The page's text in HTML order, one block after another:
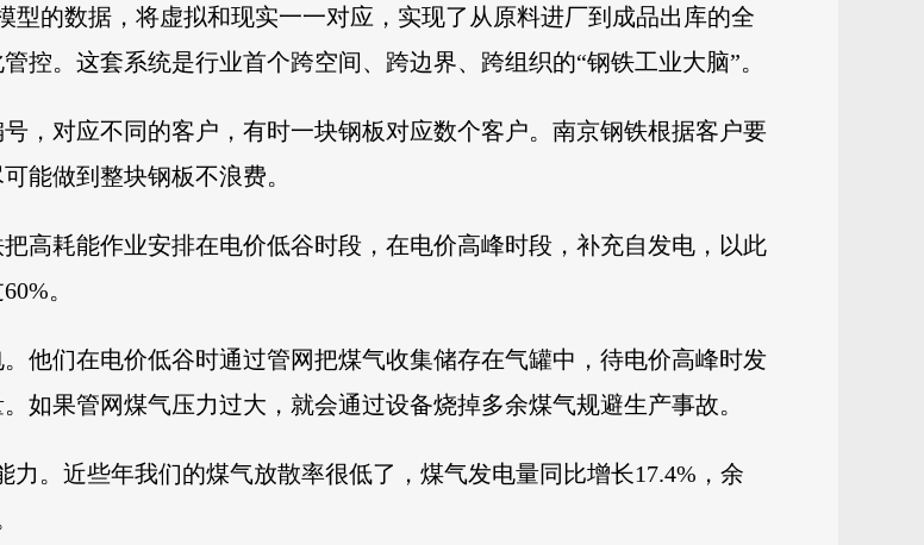
型的数据，将虚拟和现实一一对应，实现了从原料进厂到成品出库的全
控。这套系统是行业首个跨空间、跨边界、跨组织的“钢铁工业大脑”。
，对应不同的客户，有时一块钢板对应数个客户。南京钢铁根据客户要
能做到整块钢板不浪费。
高耗能作业安排在电价低谷时段，在电价高峰时段，补充自发电，以此
。
他们在电价低谷时通过管网把煤气收集储存在气罐中，待电价高峰时发
如果管网煤气压力过大，就会通过设备烧掉多余煤气规避生产事故。
。近些年我们的煤气放散率很低了，煤气发电量同比增长17.4%，余